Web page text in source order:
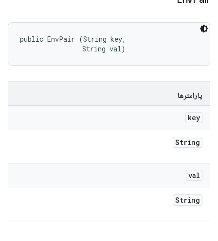
public EnvPair (String key,
                String val)
پارامترها
key
String
val
String